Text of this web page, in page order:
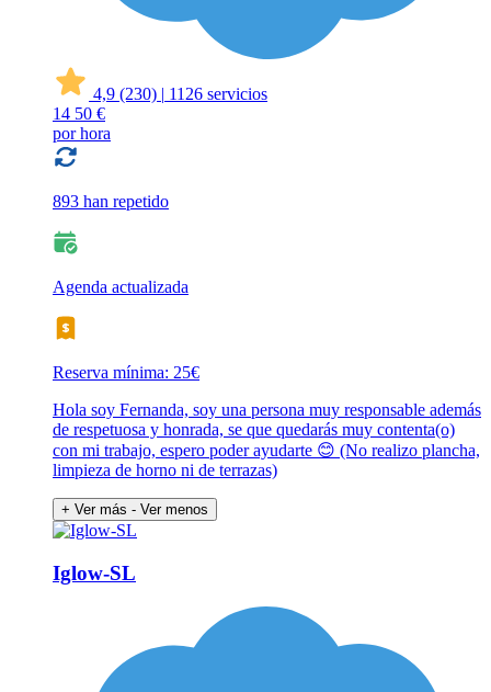
4,9 (230) | 1126 servicios
14 50 €
por hora
893 han repetido
Agenda actualizada
Reserva mínima: 25€
Hola soy Fernanda, soy una persona muy responsable además
de respetuosa y honrada, se que quedarás muy contenta(o)
con mi trabajo, espero poder ayudarte 😊 (No realizo plancha,
limpieza de horno ni de terrazas)
+ Ver más - Ver menos
Iglow-SL